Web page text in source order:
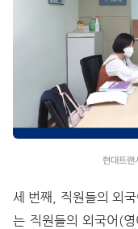
현대트랜
세 번째, 직원들의 외
는 직원들의 외국어(